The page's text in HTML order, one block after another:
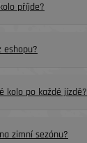
příjde?
kolo po každé jízdě?
zimní sezónu?